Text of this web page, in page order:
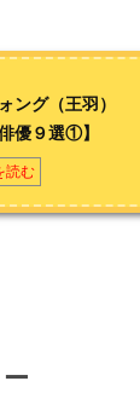
ング（王羽）
優９選①】
読む